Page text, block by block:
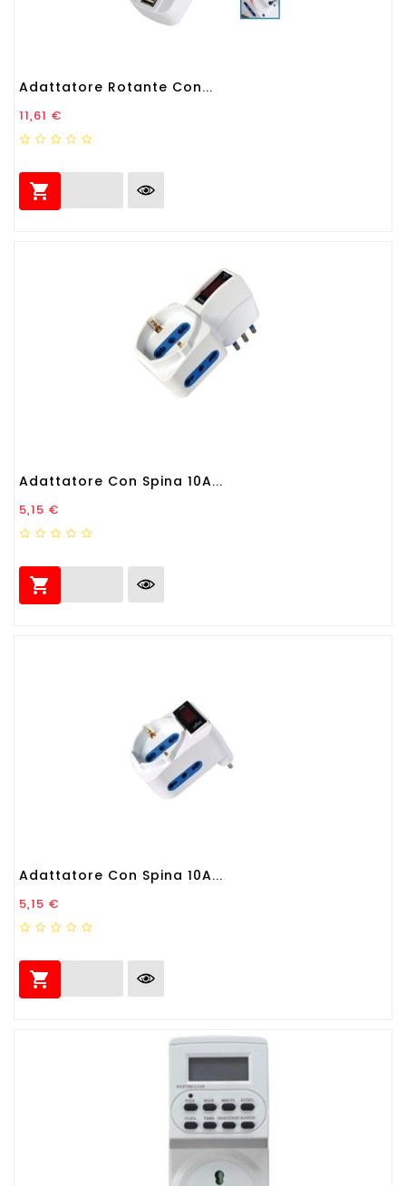
Adattatore Rotante Con...
Prezzo
11,61 €

Adattatore Con Spina 10A...
Prezzo
5,15 €

Adattatore Con Spina 10A...
Prezzo
5,15 €
